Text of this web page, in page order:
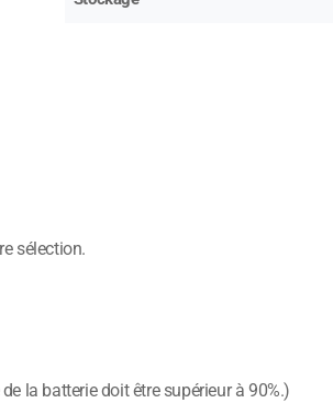
sélection.
la batterie doit être supérieur à 90%.)